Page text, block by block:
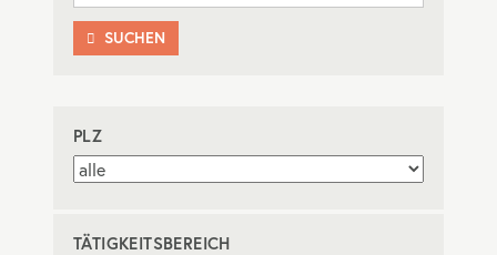
 SUCHEN
PLZ
TÄTIGKEITSBEREICH